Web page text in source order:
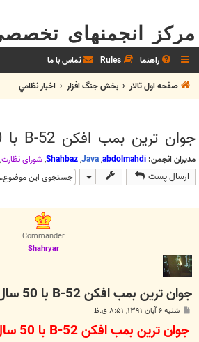
مرکز انجمنهای
راهنما Rules تماس با ما
صفحه اول تالار
بخش جنگ افزار اخبار نظامي
جوان ترین بمب افکن B-52 با 50 سال سن
مدیران انجمن: abdolmahdi
,
Java
,
Shahbaz
,شوراي نظارت,
ارسال پست
Commander
Shahryar
جوان ترین بمب افکن B-52 با 50 سال سن
ت
شنبه ۶ آبان ۱۳۹۱, ۸:۵۱ ق.ظ
جوان ترین بمب افکن B-52 با 50 سال سن